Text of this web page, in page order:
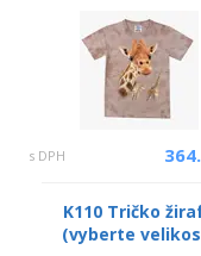
s DPH
K110 Tričko
(vyberte